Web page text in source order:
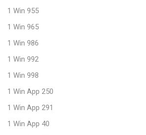
1 Win 955
1 Win 965
1 Win 986
1 Win 992
1 Win 998
1 Win App 250
1 Win App 291
1 Win App 40